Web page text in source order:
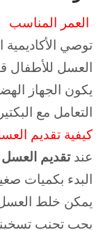
العمر المناسب
توصي
العسل للأطفال
يكون الجهاز
التعامل مع
كيفية تقديم
عندتقديم
البدء بكميات
يمكن خلط العسل
يجب تجنب